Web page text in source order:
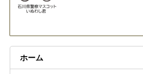
ホーム